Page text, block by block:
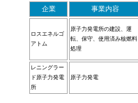
企業 事業内容
ロスエネルゴ
アトム
原子力発電所の建設、運
転、保守、使用済み核燃料
処理
レニングラー
ド原子力発電
所
原子力発電